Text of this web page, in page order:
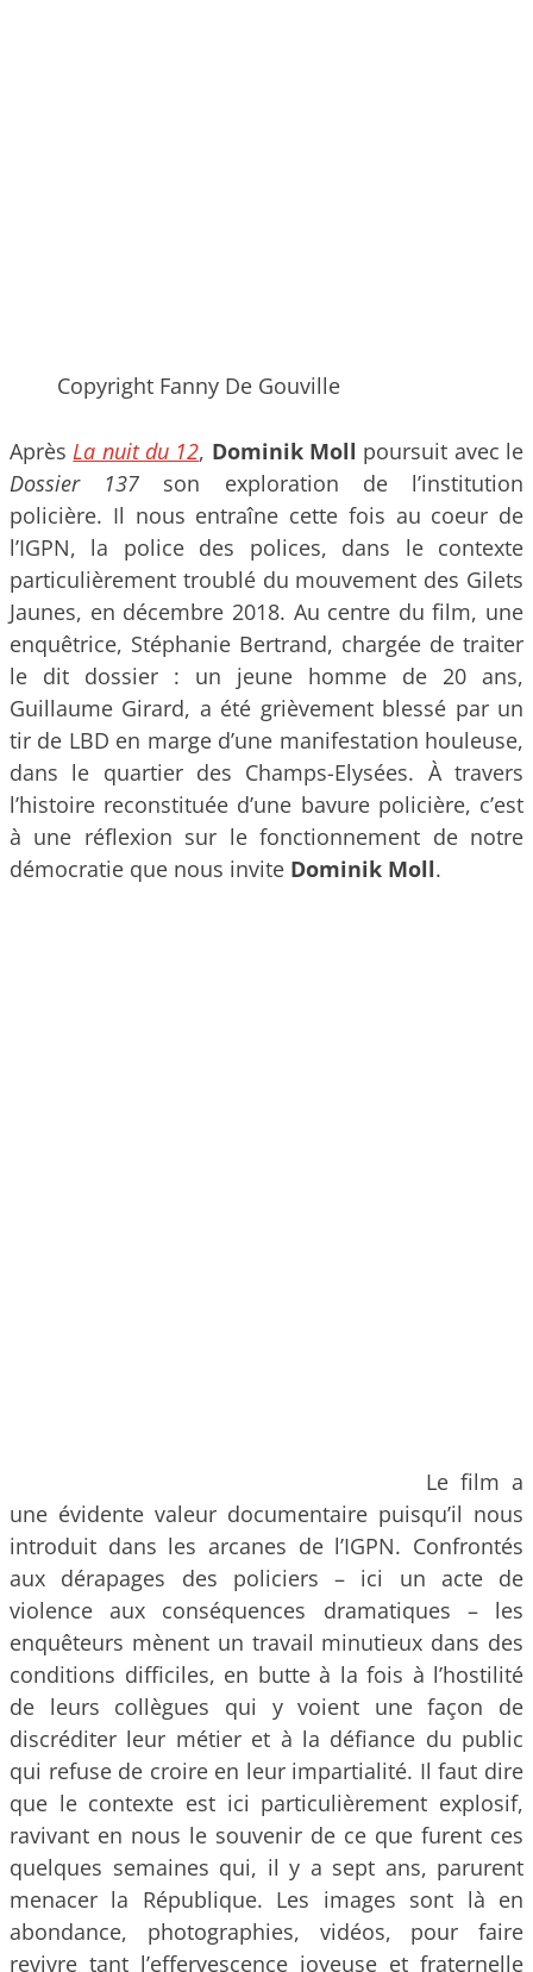
Copyright Fanny De Gouville
AprèsLa nuit du 12, Dominik Moll poursuit avec le
Dossier 137 son exploration de l’institution
policière. Il nous entraîne cette fois au coeur de
l’IGPN, la police des polices, dans le contexte
particulièrement troublé du mouvement des Gilets
Jaunes, en décembre 2018. Au centre du film, une
enquêtrice, Stéphanie Bertrand, chargée de traiter
le dit dossier : un jeune homme de 20 ans,
Guillaume Girard, a été grièvement blessé par un
tir de LBD en marge d’une manifestation houleuse,
dans le quartier des Champs-Elysées. À travers
l’histoire reconstituée d’une bavure policière, c’est
à une réflexion sur le fonctionnement de notre
démocratie que nous invite Dominik Moll.
Le film a
une évidente valeur documentaire puisqu’il nous
introduit dans les arcanes de l’IGPN. Confrontés
aux dérapages des policiers – ici un acte de
violence aux conséquences dramatiques – les
enquêteurs mènent un travail minutieux dans des
conditions difficiles, en butte à la fois à l’hostilité
de leurs collègues qui y voient une façon de
discréditer leur métier et à la défiance du public
qui refuse de croire en leur impartialité. Il faut dire
que le contexte est ici particulièrement explosif,
ravivant en nous le souvenir de ce que furent ces
quelques semaines qui, il y a sept ans, parurent
menacer la République. Les images sont là en
abondance, photographies, vidéos, pour faire
revivre tant l’effervescence joyeuse et fraternelle